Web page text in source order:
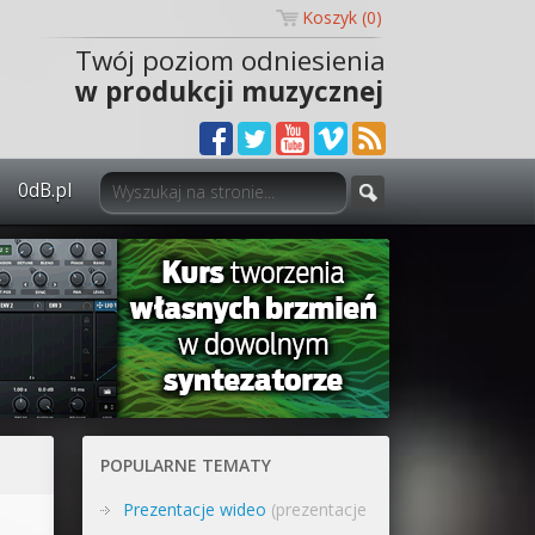
Koszyk (0)
Twój poziom odniesienia
w produkcji muzycznej
0dB.pl
0dB.pl - informacje
Newsletter
Materiały dla mediów
Archiwum aktualności
POPULARNE TEMATY
Prezentacje wideo (prezentacje